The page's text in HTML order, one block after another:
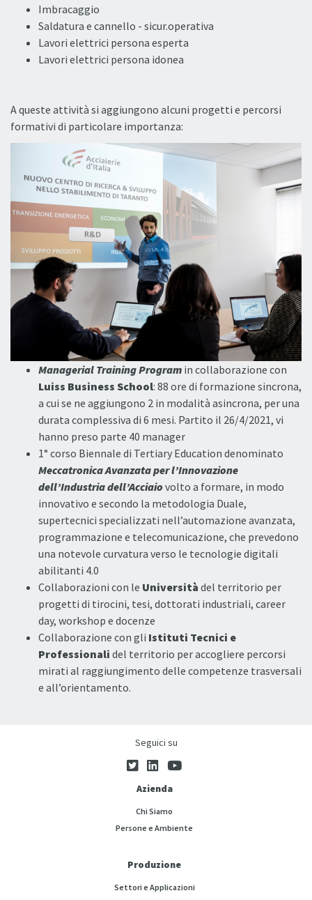
Imbracaggio
Saldatura e cannello - sicur.operativa
Lavori elettrici persona esperta
Lavori elettrici persona idonea
A queste attività si aggiungono alcuni progetti e percorsi
formativi di particolare importanza:
Managerial Training Program in collaborazione con
Luiss Business School: 88 ore di formazione sincrona,
a cui se ne aggiungono 2 in modalità asincrona, per una
durata complessiva di 6 mesi. Partito il 26/4/2021, vi
hanno preso parte 40 manager
1° corso Biennale di Tertiary Education denominato
Meccatronica Avanzata per l’Innovazione
dell’Industria dell’Acciaio volto a formare, in modo
innovativo e secondo la metodologia Duale,
supertecnici specializzati nell’automazione avanzata,
programmazione e telecomunicazione, che prevedono
una notevole curvatura verso le tecnologie digitali
abilitanti 4.0
Collaborazioni con le Università del territorio per
progetti di tirocini, tesi, dottorati industriali, career
day, workshop e docenze
Collaborazione con gli Istituti Tecnici e
Professionali del territorio per accogliere percorsi
mirati al raggiungimento delle competenze trasversali
e all’orientamento.
Seguici su
Azienda
Chi Siamo
Persone e Ambiente
Produzione
Settori e Applicazioni